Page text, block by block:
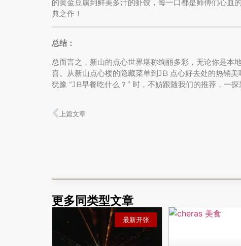
的黄金豆腐到鲜美多汁的虾饺，每一口都是师傅们心血
典之作！
总结：
总而言之，新山的点心世界堪称绚丽多彩，无论你是本
喜。从新山点心楼的隐藏菜单到JB 点心好去处的热销
犹豫 “JB早餐吃什么？” 时，不妨跟随我们的推荐，一探
上篇文章
更多同类型文章
最新开张